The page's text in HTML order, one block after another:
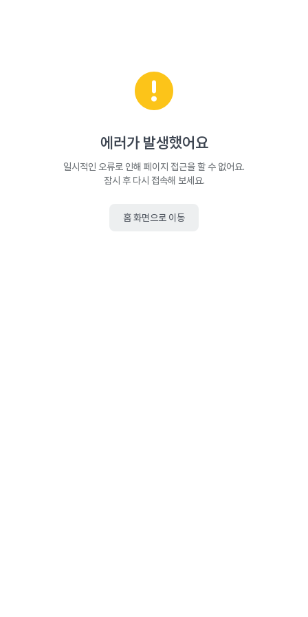
에러가 발생했어요
일시적인 오류로 인해 페이지 접근을 할 수 없어요.
잠시 후 다시 접속해 보세요.
홈 화면으로 이동